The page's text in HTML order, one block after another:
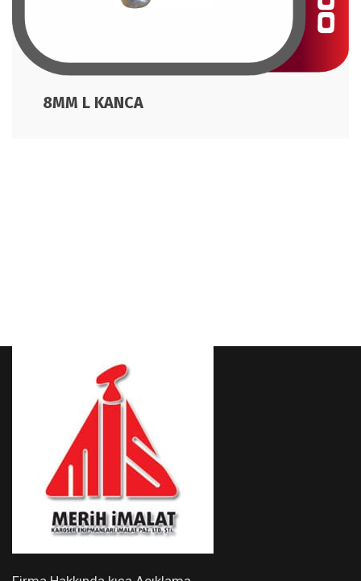
8MM L KANCA